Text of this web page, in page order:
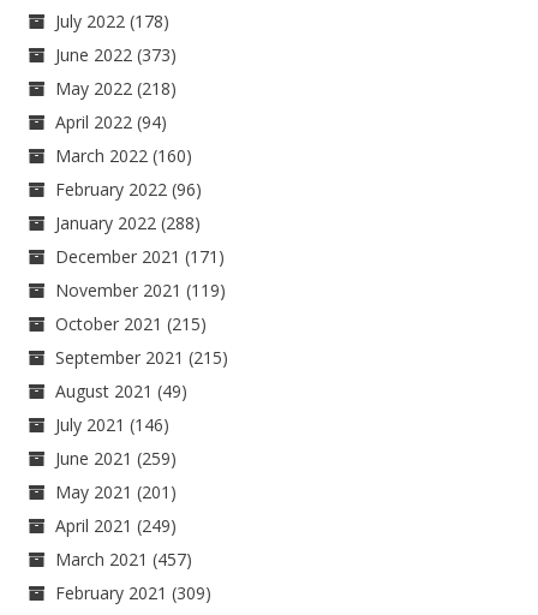
July 2022 (178)
June 2022 (373)
May 2022 (218)
April 2022 (94)
March 2022 (160)
February 2022 (96)
January 2022 (288)
December 2021 (171)
November 2021 (119)
October 2021 (215)
September 2021 (215)
August 2021 (49)
July 2021 (146)
June 2021 (259)
May 2021 (201)
April 2021 (249)
March 2021 (457)
February 2021 (309)